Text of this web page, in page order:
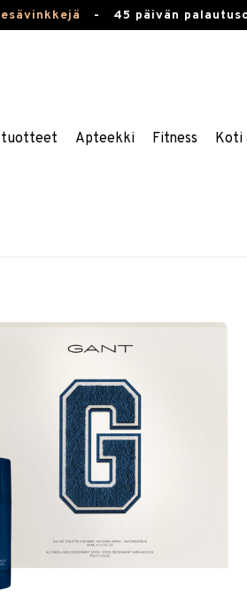
- 45 päivän
Apteekki Fitness Koti